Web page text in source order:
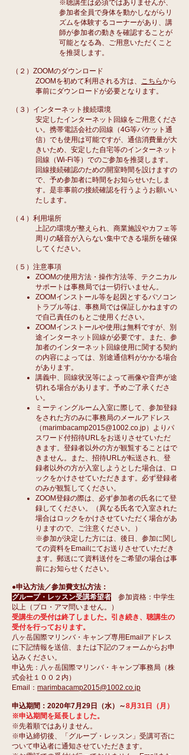
※聴講生は必須ではありませんが、
参加者全員で身体を動かしながらリ
ズムを体験するコーナーがあり、講
師が参加者の動きを確認することが
可能となる為、ご用意いただくこと
を推奨します。
（２）ZOOMのダウンロード
ZOOMを初めて利用される方は、 こちらから
事前にダウンロードが必要となります。
​（３）インターネット接続環境
安定したインターネット回線をご用意くださ
い。携帯電話会社の回線（4G等パケット通
信）でも使用は可能ですが、通信消費量が大
きいため、安定した自宅等のインターネット
回線（Wi-Fi等）でのご参加を推奨します。​
回線接続確認のための開室時間を設けますの
で、予め参加者に時間をお知らせいたしま
す。是非事前の接続確認を行うようお願いい
たします。
（４）利用場所
上記の環境が整えられ、商業施設やカフェ等
周りの騒音が入らない集中できる場所を確保
してください。
（５）注意事項
ZOOMの使用方法・操作方法等、テクニカル
サポートは事務局では一切行いません。
ZOOMインストール等を起因とするパソコン
トラブル等は、事務局では保証しかねますの
で自己責任のもとご使用ください。
ZOOMインストールや使用は無料ですが、別
途インターネット回線が必要です。また、参
加者のインターネット回線使用に関する契約
の内容によっては、別途通信料がかかる場合
があります。
講義中、回線状況等によって画像や音声が途
切れる場合があります。予めご了承くださ
い。
ミーティングルーム入室に際して、参加登録
をされた方のみに事務局のメールアドレス
（marimbacamp2015@1002.co.jp）よりパ
スワード付招待URLをお送りさせていただ
きます。登録者以外の方が観覧することはで
きません。また、招待URLが転送され、登
録者以外の方が入室しようとした場合は、ロ
ックをかけさせていただきます。必ず登録者
のみが観覧してください。
ZOOM登録の際は、必ず参加者の氏名にて登
録してください。（異なる氏名で入室された
場合はロックをかけさせていただく場合があ
りますので、ご注意ください。）
※参加が決定した方には、後日、参加に関し
ての資料をEmailにてお送りさせていただき
ます。郵送にて資料送付をご希望の場合は事
前にお知らせください。
●申込方法／参加費支払方法：
グループ・レッスン受講希望者
参加資格：中学生
以上（プロ・アマ問いません。）
受講生の受付は終了しました。引き続き、聴講生の
受付を行っております。
八ヶ岳国際マリンバ・キャンプ専用Emailアドレス
に下記情報を送信、または下記のフォームからお申
込みください。
申込先：八ヶ岳国際マリンバ・キャンプ事務局（株
式会社１００２内）
Email： marimbacamp2015@1002.co.jp
申込期間：2020年7月29日（水）～8月31日（月）
※申込期間を延長しました。
※先着順ではありません。
※申込締切後、「グループ・レッスン」受講可否に
ついて申込者に通知させていただきます。